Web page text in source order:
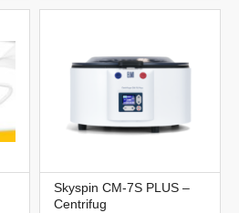
Skyspin CM-7S PLUS –
Centrifug